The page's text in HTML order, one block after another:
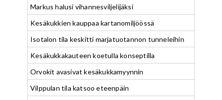
Markus halusi vihannesviljelijäksi
Kesäkukkien kauppaa kartanomiljöössä
Isotalon tila keskitti marjatuotannon tunneleihin
Kesäkukkakauteen koetulla konseptilla
Orvokit avasivat kesäkukkamyynnin
Vilppulan tila katsoo eteenpäin